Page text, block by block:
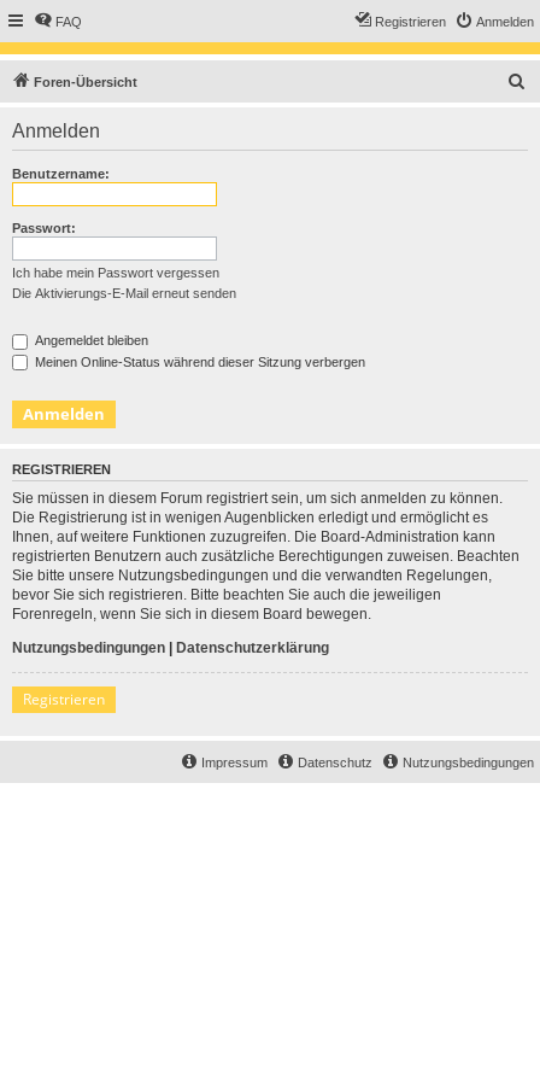
FAQ Anmelden
Registrieren
Foren-Übersicht
Anmelden
Benutzername:
Passwort:
Ich habe mein Passwort vergessen
Die Aktivierungs-E-Mail erneut senden
Angemeldet bleiben
Meinen Online-Status während dieser Sitzung verbergen
REGISTRIEREN
Sie müssen in diesem Forum registriert sein, um sich anmelden zu können.
Die Registrierung ist in wenigen Augenblicken erledigt und ermöglicht es
Ihnen, auf weitere Funktionen zuzugreifen. Die Board-Administration kann
registrierten Benutzern auch zusätzliche Berechtigungen zuweisen. Beachten
Sie bitte unsere Nutzungsbedingungen und die verwandten Regelungen,
bevor Sie sich registrieren. Bitte beachten Sie auch die jeweiligen
Forenregeln, wenn Sie sich in diesem Board bewegen.
Nutzungsbedingungen | Datenschutzerklärung
Registrieren
Nutzungsbedingungen
Datenschutz
Impressum